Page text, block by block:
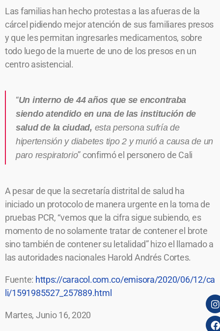
Las familias han hecho protestas a las afueras de la
cárcel pidiendo mejor atención de sus familiares presos
y que les permitan ingresarles medicamentos, sobre
todo luego de la muerte de uno de los presos en un
centro asistencial.
“Un interno de 44 años que se encontraba
siendo atendido en una de las institución de
salud de la ciudad, esta persona sufría de
hipertensión y diabetes tipo 2 y murió a causa de un
paro respiratorio” confirmó el personero de Cali
A pesar de que la secretaría distrital de salud ha
iniciado un protocolo de manera urgente en la toma de
pruebas PCR, “vemos que la cifra sigue subiendo, es
momento de no solamente tratar de contener el brote
sino también de contener su letalidad” hizo el llamado a
las autoridades nacionales Harold Andrés Cortes.
Fuente: https://caracol.com.co/emisora/2020/06/12/ca
li/1591985527_257889.html
Martes, Junio 16, 2020